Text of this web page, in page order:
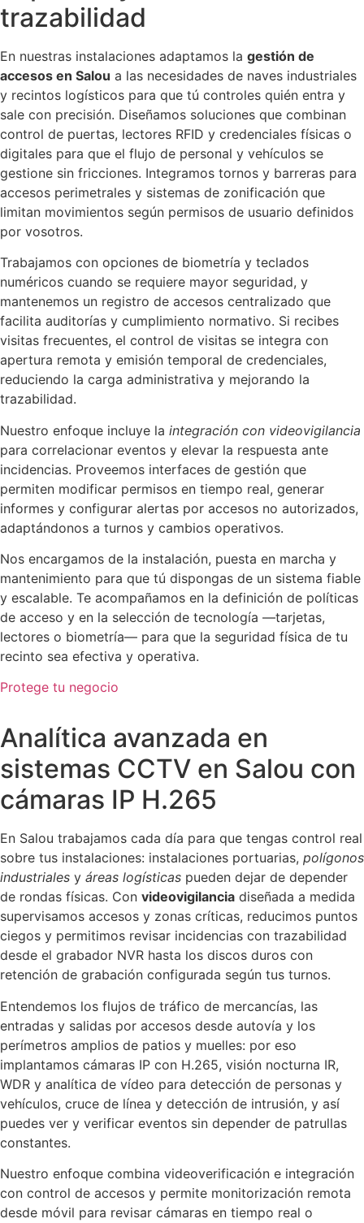
trazabilidad
En nuestras instalaciones adaptamos la gestión de
accesos en Salou a las necesidades de naves industriales
y recintos logísticos para que tú controles quién entra y
sale con precisión. Diseñamos soluciones que combinan
control de puertas, lectores RFID y credenciales físicas o
digitales para que el flujo de personal y vehículos se
gestione sin fricciones. Integramos tornos y barreras para
accesos perimetrales y sistemas de zonificación que
limitan movimientos según permisos de usuario definidos
por vosotros.
Trabajamos con opciones de biometría y teclados
numéricos cuando se requiere mayor seguridad, y
mantenemos un registro de accesos centralizado que
facilita auditorías y cumplimiento normativo. Si recibes
visitas frecuentes, el control de visitas se integra con
apertura remota y emisión temporal de credenciales,
reduciendo la carga administrativa y mejorando la
trazabilidad.
Nuestro enfoque incluye la integración con videovigilancia
para correlacionar eventos y elevar la respuesta ante
incidencias. Proveemos interfaces de gestión que
permiten modificar permisos en tiempo real, generar
informes y configurar alertas por accesos no autorizados,
adaptándonos a turnos y cambios operativos.
Nos encargamos de la instalación, puesta en marcha y
mantenimiento para que tú dispongas de un sistema fiable
y escalable. Te acompañamos en la definición de políticas
de acceso y en la selección de tecnología —tarjetas,
lectores o biometría— para que la seguridad física de tu
recinto sea efectiva y operativa.
Protege tu negocio
Analítica avanzada en
sistemas CCTV en Salou con
cámaras IP H.265
En Salou trabajamos cada día para que tengas control real
sobre tus instalaciones: instalaciones portuarias, polígonos
industriales y áreas logísticas pueden dejar de depender
de rondas físicas. Con videovigilancia diseñada a medida
supervisamos accesos y zonas críticas, reducimos puntos
ciegos y permitimos revisar incidencias con trazabilidad
desde el grabador NVR hasta los discos duros con
retención de grabación configurada según tus turnos.
Entendemos los flujos de tráfico de mercancías, las
entradas y salidas por accesos desde autovía y los
perímetros amplios de patios y muelles: por eso
implantamos cámaras IP con H.265, visión nocturna IR,
WDR y analítica de vídeo para detección de personas y
vehículos, cruce de línea y detección de intrusión, y así
puedes ver y verificar eventos sin depender de patrullas
constantes.
Nuestro enfoque combina videoverificación e integración
con control de accesos y permite monitorización remota
desde móvil para revisar cámaras en tiempo real o